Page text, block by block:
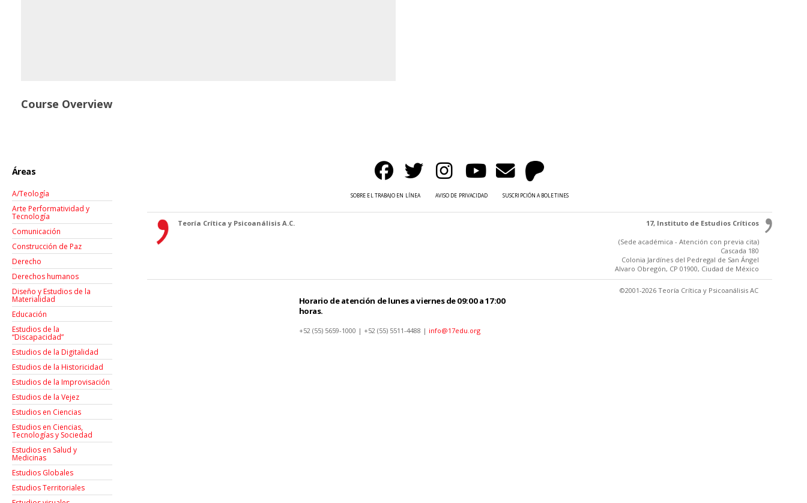
Course Overview
Áreas
A/Teología
Arte Performatividad y
Tecnología
Comunicación
Construcción de Paz
Derecho
Derechos humanos
Diseño y Estudios de la
Materialidad
Educación
Estudios de la
“Discapacidad”
Estudios de la Digitalidad
Estudios de la Historicidad
Estudios de la Improvisación
Estudios de la Vejez
Estudios en Ciencias
Estudios en Ciencias,
Tecnologías y Sociedad
Estudios en Salud y
Medicinas
Estudios Globales
Estudios Territoriales
SOBRE EL TRABAJO EN LÍNEA AVISO DE PRIVACIDAD SUSCRIPCIÓN A BOLETINES
Teoría Crítica y Psicoanálisis A.C. 17, Instituto de Estudios Críticos
(Sede académica - Atención con previa cita)
Cascada 180
Colonia Jardínes del Pedregal de San Ángel
Alvaro Obregón, CP 01900, Ciudad de México
Horario de atención de lunes a viernes de 09:00 a 17:00
horas.
+52 (55) 5659-1000 | +52 (55) 5511-4488 | info@17edu.org
©2001-2026 Teoría Crítica y Psicoanálisis AC